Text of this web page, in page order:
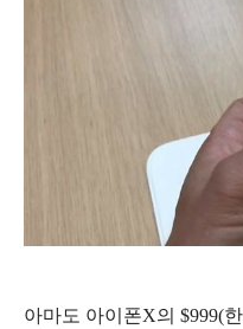
아마도 아이폰X의 $999(